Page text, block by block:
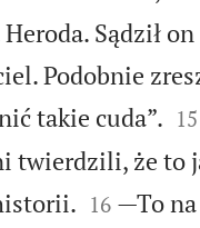
Sądził
Podobnie
takie cuda”.
15
twierdzili, że

16 —To na